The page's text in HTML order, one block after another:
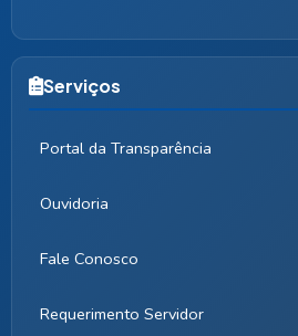
Serviços
Portal da Transparência
Ouvidoria
Fale Conosco
Requerimento Servidor